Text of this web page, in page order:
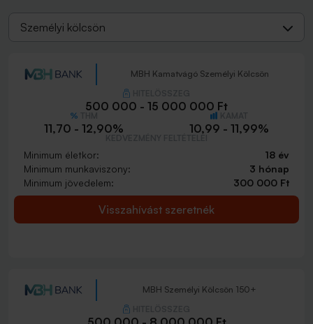
Személyi kölcsön
MBH Kamatvágó Személyi Kölcsön
500 000 - 15 000 000 Ft
11,70 - 12,90% 10,99 - 11,99%
Minimum életkor:
18 év
Minimum munkaviszony:
3 hónap
Minimum jövedelem:
300 000 Ft
Visszahívást szeretnék
MBH Személyi Kölcsön 150+